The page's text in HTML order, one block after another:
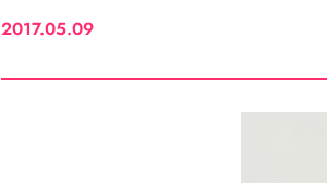
2017.05.09